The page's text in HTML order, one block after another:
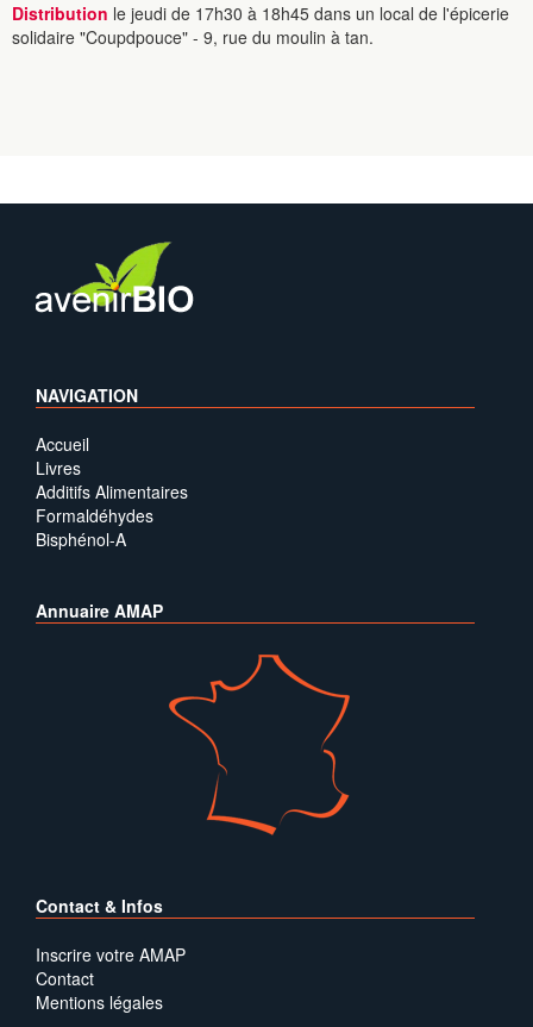
Distribution le jeudi de 17h30 à 18h45 dans un local de l'épicerie
solidaire "Coupdpouce" - 9, rue du moulin à tan.
NAVIGATION
Accueil
Livres
Additifs Alimentaires
Formaldéhydes
Bisphénol-A
Annuaire AMAP
Contact & Infos
Inscrire votre AMAP
Contact
Mentions légales